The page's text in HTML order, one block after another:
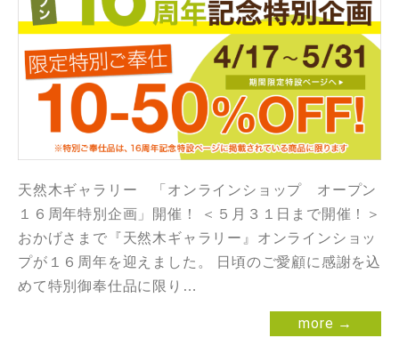
天然木ギャラリー 「オンラインショップ オープン
１６周年特別企画」開催！ ＜５月３１日まで開催！＞
おかげさまで『天然木ギャラリー』オンラインショッ
プが１６周年を迎えました。 日頃のご愛顧に感謝を込
めて特別御奉仕品に限り…
more →